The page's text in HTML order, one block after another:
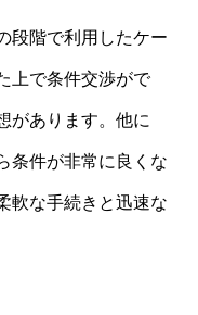
段階で利用したケー
上で条件交渉がで
があります。他に
条件が非常に良くな
軟な手続きと迅速な